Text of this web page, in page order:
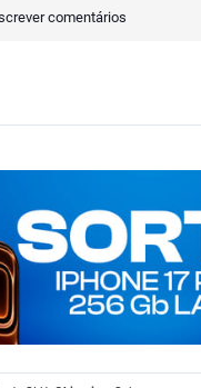
comentários